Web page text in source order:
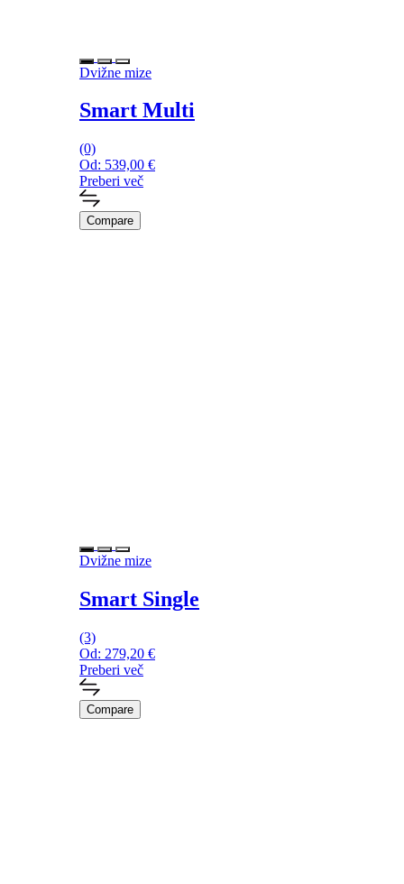
Dvižne mize
Smart Multi
(0)
Od: 539,00 €
Preberi več
Compare
Dvižne mize
Smart Single
(3)
Od: 279,20 €
Preberi več
Compare